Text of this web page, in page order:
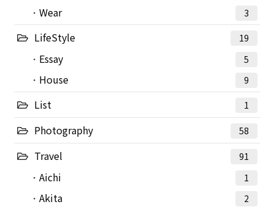
Wear 3
LifeStyle 19
Essay 5
House 9
List 1
Photography 58
Travel 91
Aichi 1
Akita 2